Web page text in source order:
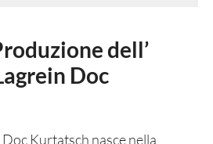
dell’
Doc
Doc Kurtatsch nasce nella